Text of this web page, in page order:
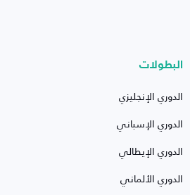
البطولات
الدوري الإنجليزي
الدوري الإسباني
الدوري الإيطالي
الدوري الألماني